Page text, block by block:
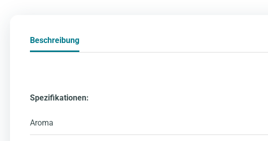
Beschreibung
Spezifikationen:
Aroma